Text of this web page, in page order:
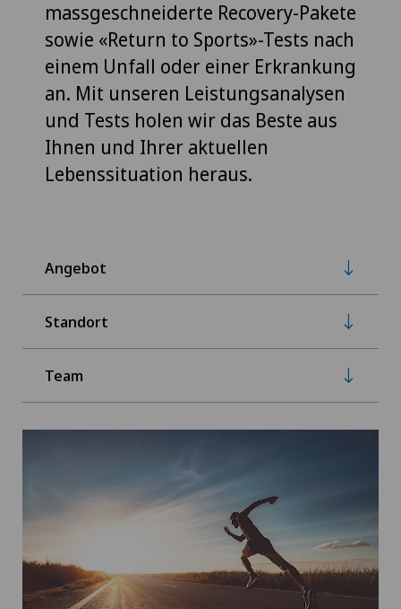
massgeschneiderte Recovery-Pakete
sowie «Return to Sports»-Tests nach
einem Unfall oder einer Erkrankung
an. Mit unseren Leistungsanalysen
und Tests holen wir das Beste aus
Ihnen und Ihrer aktuellen
Lebenssituation heraus.
Angebot
Standort
Team